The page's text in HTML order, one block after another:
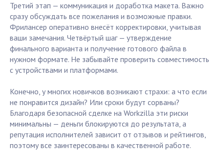
Третий этап — коммуникация и доработка макета. Важно
сразу обсуждать все пожелания и возможные правки.
Фрилансер оперативно внесёт корректировки, учитывая
ваши замечания. Четвёртый шаг — утверждение
финального варианта и получение готового файла в
нужном формате. Не забывайте проверить совместимость
с устройствами и платформами.
Конечно, у многих новичков возникают страхи: а что если
не понравится дизайн? Или сроки будут сорваны?
Благодаря безопасной сделке на Workzilla эти риски
минимальны — деньги блокируются до результата, а
репутация исполнителей зависит от отзывов и рейтингов,
поэтому все заинтересованы в качественной работе.